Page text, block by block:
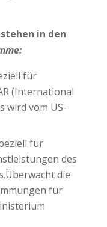
in den
für
(International
wird vom US-
für
des
die
für